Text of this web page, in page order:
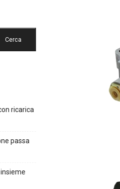
Cerca
ricarica
passa